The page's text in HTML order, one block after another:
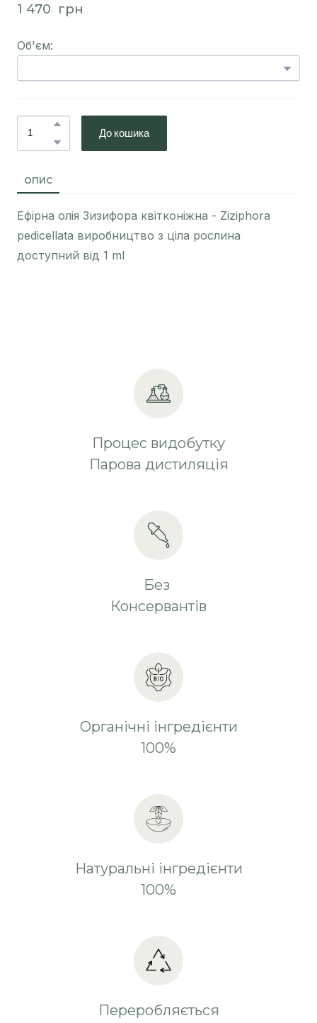
1 470  грн
Об'єм:
До кошика
ОПИС
Ефірна олія Зизифора квітконіжна - Ziziphora
pedicellata виробництво з ціла рослина
доступний від 1 ml
Процес видобутку
Парова дистиляція
Без
Консервантів
Органічні інгредієнти
100%
Натуральні інгредієнти
100%
Переробляється